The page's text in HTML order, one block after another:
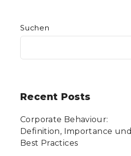
Suchen
Recent Posts
Corporate Behaviour:
Definition, Importance und
Best Practices